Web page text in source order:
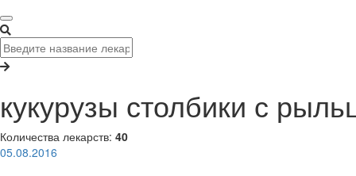
кукурузы столбики с
Количества лекарств: 40
05.08.2016